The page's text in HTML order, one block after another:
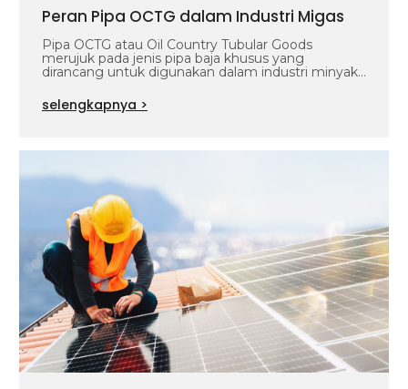
Peran Pipa OCTG dalam Industri Migas
Pipa OCTG atau Oil Country Tubular Goods
merujuk pada jenis pipa baja khusus yang
dirancang untuk digunakan dalam industri minyak…
selengkapnya >